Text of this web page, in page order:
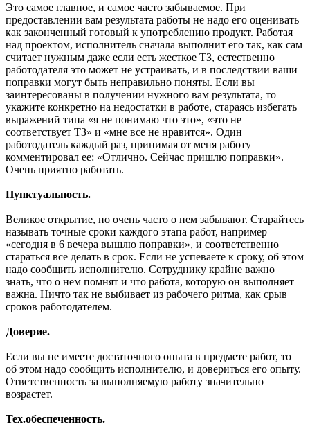
Это самое главное, и самое часто забываемое. При
предоставлении вам результата работы не надо его оценивать
как законченный готовый к употреблению продукт. Работая
над проектом, исполнитель сначала выполнит его так, как сам
считает нужным даже если есть жесткое ТЗ, естественно
работодателя это может не устраивать, и в последствии ваши
поправки могут быть неправильно поняты. Если вы
заинтересованы в получении нужного вам результата, то
укажите конкретно на недостатки в работе, стараясь избегать
выражений типа «я не понимаю что это», «это не
соответствует ТЗ» и «мне все не нравится». Один
работодатель каждый раз, принимая от меня работу
комментировал ее: «Отлично. Сейчас пришлю поправки».
Очень приятно работать.
Пунктуальность.
Великое открытие, но очень часто о нем забывают. Старайтесь
называть точные сроки каждого этапа работ, например
«сегодня в 6 вечера вышлю поправки», и соответственно
стараться все делать в срок. Если не успеваете к сроку, об этом
надо сообщить исполнителю. Сотруднику крайне важно
знать, что о нем помнят и что работа, которую он выполняет
важна. Ничто так не выбивает из рабочего ритма, как срыв
сроков работодателем.
Доверие.
Если вы не имеете достаточного опыта в предмете работ, то
об этом надо сообщить исполнителю, и довериться его опыту.
Ответственность за выполняемую работу значительно
возрастет.
Тех.обеспеченность.